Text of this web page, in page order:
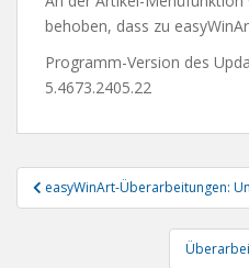
behoben, dass zu
Programm-Version des
5.4673.2405.22
easyWinArt-Überarbeitungen: